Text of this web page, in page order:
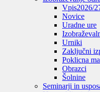
Vpis2026/
Novice
Uradne ure
Urniki
Zaključni
Poklicna
Obrazci
Šolnine
Seminarji in